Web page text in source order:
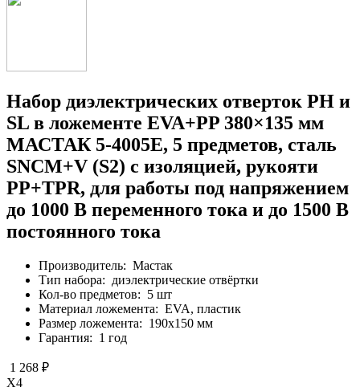
Набор диэлектрических отверток PH и
SL в ложементе EVA+PP 380×135 мм
МАСТАК 5-4005E, 5 предметов, сталь
SNCM+V (S2) с изоляцией, рукояти
PP+TPR, для работы под напряжением
до 1000 В переменного тока и до 1500 В
постоянного тока
Производитель: Мастак
Тип набора: диэлектрические отвёртки
Кол-во предметов: 5 шт
Материал ложемента: EVA, пластик
Размер ложемента: 190х150 мм
Гарантия: 1 год
1 268 ₽
X4